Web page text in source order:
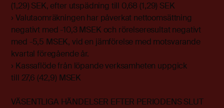
(1,29) SEK, efter utspädning till 0,68 (1,29) SEK
› Valutaomräkningen har påverkat nettoomsättning
negativt med -10,3 MSEK och rörelseresultat negativt
med -5,5 MSEK, vid en jämförelse med motsvarande
kvartal föregående år.
› Kassaflöde från löpande verksamheten uppgick
till 27,6 (42,9) MSEK
VÄSENTLIGA HÄNDELSER EFTER PERIODENS SLUT